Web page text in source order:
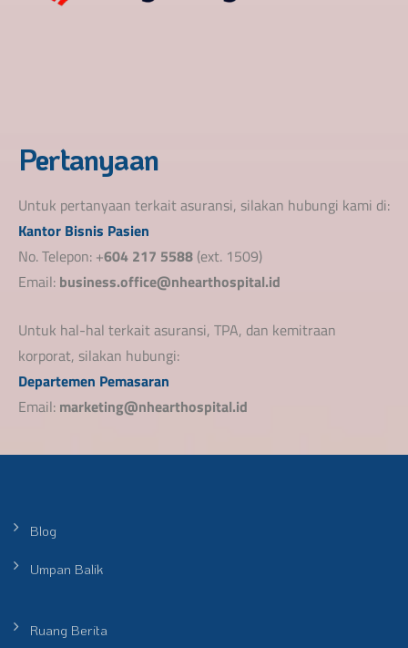
Pertanyaan
Untuk pertanyaan terkait asuransi, silakan hubungi kami di:
Kantor Bisnis Pasien
No. Telepon: +604 217 5588 (ext. 1509)
Email: business.office@nhearthospital.id
Untuk hal-hal terkait asuransi, TPA, dan kemitraan
korporat, silakan hubungi:
Departemen Pemasaran
Email: marketing@nhearthospital.id
Blog
Umpan Balik
Ruang Berita